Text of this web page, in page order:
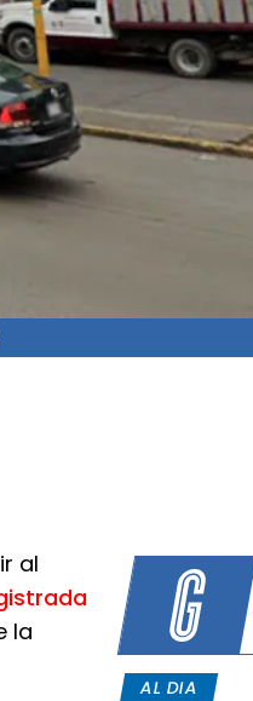
al
la
AL DIA